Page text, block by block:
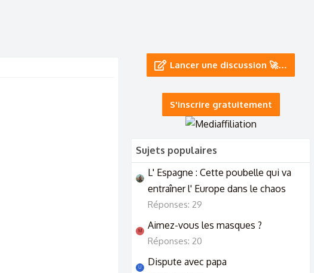
Lancer une discussion 🚀…
S'inscrire gratuitement
Sujets populaires
L' Espagne : Cette poubelle qui va
entraîner l' Europe dans le chaos
Réponses: 29
M Aimez-vous les masques ?
Réponses: 20
U Dispute avec papa